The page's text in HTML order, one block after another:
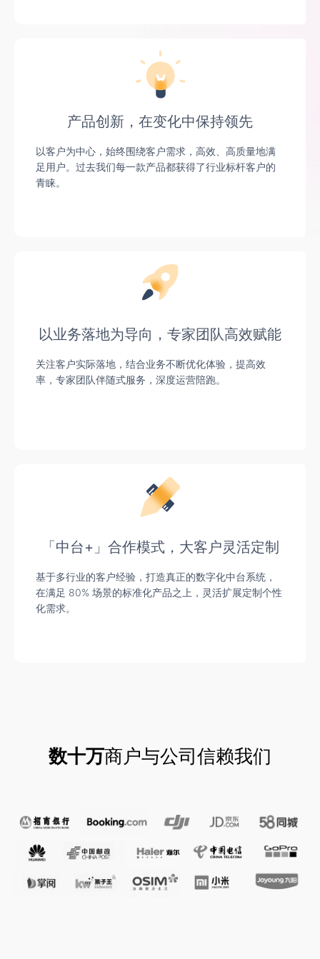
产品创新，在变化中保持领先
以客户为中心，始终围绕客户需求，高效、高质量地满
足用户。过去我们每一款产品都获得了行业标杆客户的
青睐。
以业务落地为导向，专家团队高效赋能
关注客户实际落地，结合业务不断优化体验，提高效
率，专家团队伴随式服务，深度运营陪跑。
「中台+」合作模式，大客户灵活定制
基于多行业的客户经验，打造真正的数字化中台系统，
在满足 80% 场景的标准化产品之上，灵活扩展定制个性
化需求。
数十万商户与公司信赖我们